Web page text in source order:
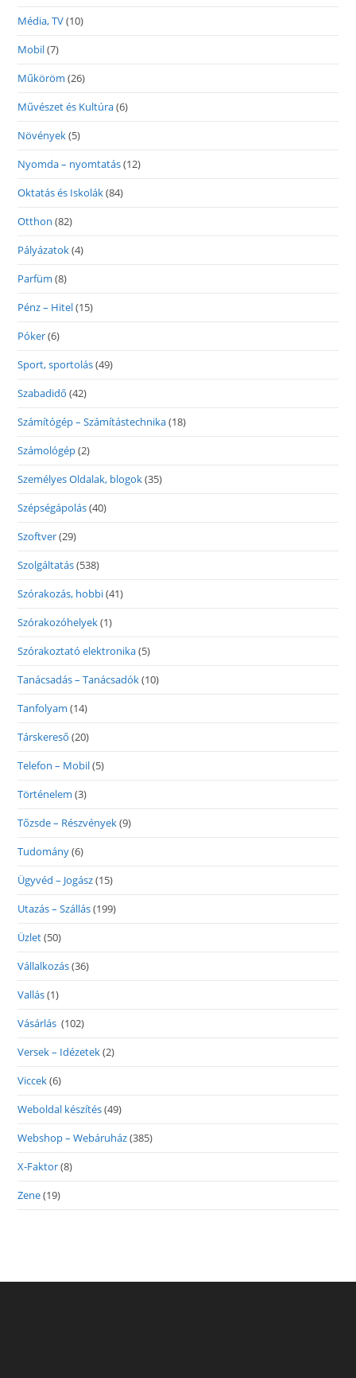
Média, TV(10)
Mobil(7)
Műköröm (26)
Művészet és Kultúra(6)
Növények(5)
Nyomda – nyomtatás(12)
Oktatás és Iskolák(84)
Otthon (82)
Pályázatok(4)
Parfüm (8)
Pénz – Hitel(15)
Póker(6)
Sport, sportolás(49)
Szabadidő (42)
Számítógép – Számítástechnika(18)
Számológép(2)
Személyes Oldalak, blogok(35)
Szépségápolás(40)
Szoftver(29)
Szolgáltatás(538)
Szórakozás, hobbi(41)
Szórakozóhelyek(1)
Szórakoztató elektronika(5)
Tanácsadás – Tanácsadók(10)
Tanfolyam (14)
Társkereső (20)
Telefon – Mobil(5)
Történelem (3)
Tőzsde – Részvények(9)
Tudomány(6)
Ügyvéd – Jogász(15)
Utazás – Szállás(199)
Üzlet(50)
Vállalkozás(36)
Vallás(1)
Vásárlás (102)
Versek – Idézetek(2)
Viccek(6)
Weboldal készítés(49)
Webshop – Webáruház(385)
X-Faktor(8)
Zene(19)